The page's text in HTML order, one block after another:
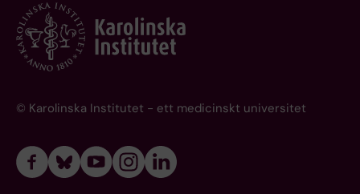
© Karolinska Institutet - ett medicinskt universitet